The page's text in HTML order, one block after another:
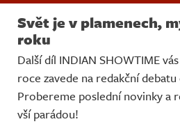
Svět je v plamenech,
roku
Další díl INDIAN SHOWTIME
roce zavede na redakční
Probereme poslední novinky a
vší parádou!